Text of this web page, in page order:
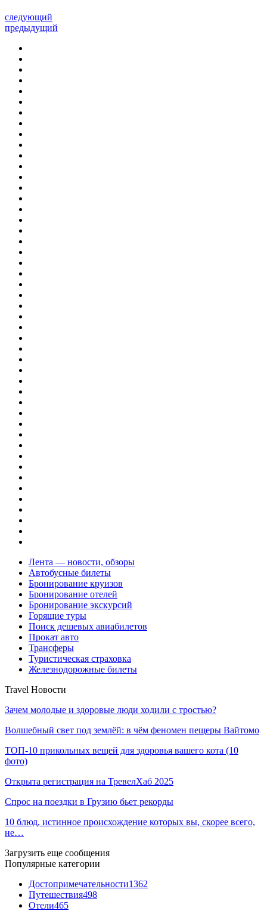
следующий
предыдущий
Лента — новости, обзоры
Автобусные билеты
Бронирование круизов
Бронирование отелей
Бронирование экскурсий
Горящие туры
Поиск дешевых авиабилетов
Прокат авто
Трансферы
Туристическая страховка
Железнодорожные билеты
Travel Новости
Зачем молодые и здоровые люди ходили с тростью?
Волшебный свет под землёй: в чём феномен пещеры Вайтомо
ТОП-10 прикольных вещей для здоровья вашего кота (10
фото)
Открыта регистрация на ТревелХаб 2025
Спрос на поездки в Грузию бьет рекорды
10 блюд, истинное происхождение которых вы, скорее всего,
не…
Загрузить еще сообщения
Популярные категории
Достопримечательности1362
Путешествия498
Отели465